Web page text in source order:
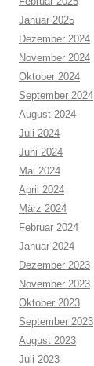
Januar 2025
Dezember 2024
November 2024
Oktober 2024
September 2024
August 2024
Juli 2024
Juni 2024
Mai 2024
April 2024
März 2024
Februar 2024
Januar 2024
Dezember 2023
November 2023
Oktober 2023
September 2023
August 2023
Juli 2023